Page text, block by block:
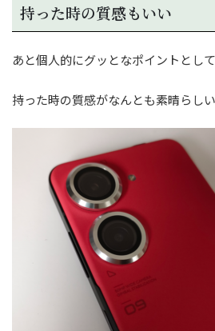
持った時の質感もいい
あと個人的にグッとなポイントとし
持った時の質感がなんとも素晴らしい